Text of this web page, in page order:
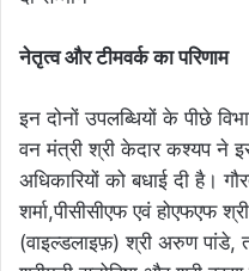
नेतृत्व और टीमवर्क का परिणाम
इन दोनों उपलब्धियों के पीछे
वन मंत्री श्री केदार कश्यप ने
अधिकारियों को बधाई दी है।
शर्मा,पीसीसीएफ एवं होएफएफ
(वाइल्डलाइफ़) श्री अरुण पांडे,